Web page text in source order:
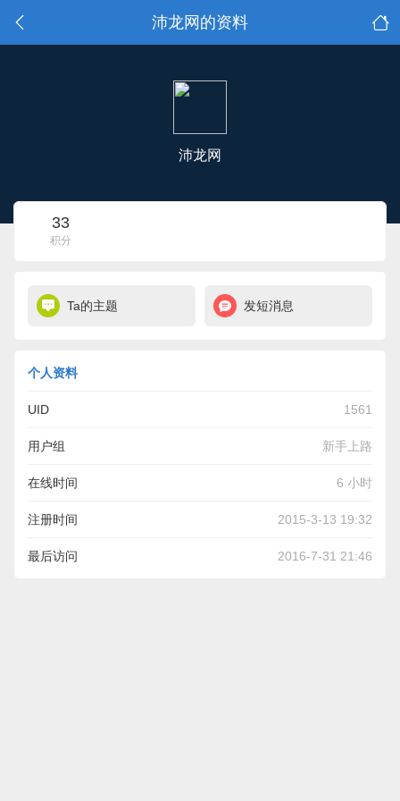
沛龙网的资料
沛龙网
33
积分
Ta的主题 发短消息
个人资料
UID 1561
用户组 新手上路
在线时间 6 小时
注册时间 2015-3-13 19:32
最后访问 2016-7-31 21:46